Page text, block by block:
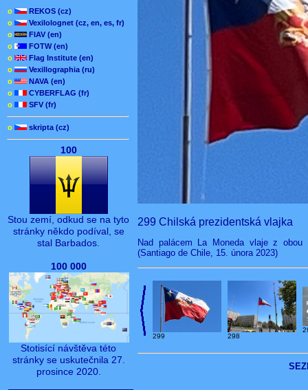
o
REKOS (cz)
o
Vexilolognet (cz, en, es, fr)
o
FIAV (en)
o
FOTW (en)
o
Flag Institute (en)
o
Vexillographia (ru)
o
NAVA (en)
o
CYBERFLAG (fr)
o
SFV (fr)
o skripta (cz)
100
Stou zemí, odkud se na tyto
stránky někdo podíval, se
stal Barbados.
100 000
Stotisící návštěva této
stránky se uskutečnila 27.
prosince 2020.
299 Chilská prezidentská vlajka
Nad palácem La Moneda vlaje z
(Santiago de Chile, 15. února 2023)
299 298